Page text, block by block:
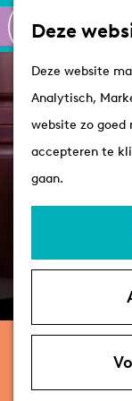
Deze
Deze website
Analytisch,
website zo
accepteren te
gaan.
a
a
h
Boban